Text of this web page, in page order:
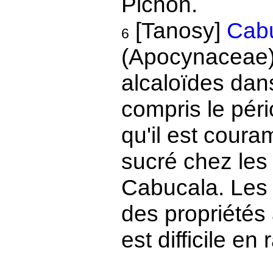
6 [Tanosy]
alcaloïdes
compris le
qu'il est
sucré chez
Cabucala.
des
est difficile en